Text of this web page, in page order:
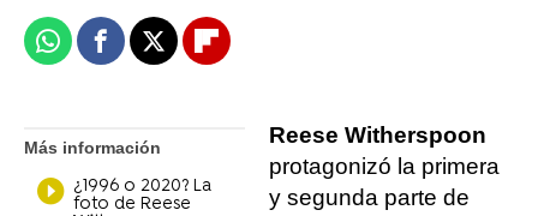
WhatsappFacebook
X Flipboard
Más información
¿1996 o 2020? La
foto de Reese
Reese Witherspoon
protagonizó la primera
y segunda parte de